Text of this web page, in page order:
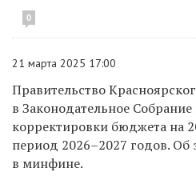
0
21 марта 2025 17:00
Правительство
в Законодательное
корректировки бюджета на
период 2026–2027 годов. Об
в минфине.